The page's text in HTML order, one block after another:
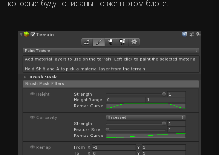
которые будут описаны позже в этом блоге.